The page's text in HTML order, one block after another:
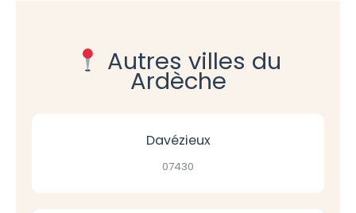
Autres villes du
Ardèche
Davézieux
07430